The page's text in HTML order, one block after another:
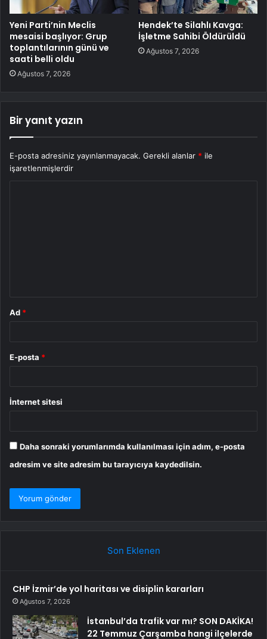
Yeni Parti’nin Meclis
mesaisi başlıyor: Grup
toplantılarının günü ve
saati belli oldu
Ağustos 7, 2026
Hendek’te Silahlı Kavga:
İşletme Sahibi Öldürüldü
Ağustos 7, 2026
Bir yanıt yazın
E-posta adresiniz yayınlanmayacak. Gerekli alanlar * ile
işaretlenmişlerdir
Ad *
E-posta *
İnternet sitesi
Daha sonraki yorumlarımda kullanılması için adım, e-posta
adresim ve site adresim bu tarayıcıya kaydedilsin.
Son Eklenen
CHP İzmir’de yol haritası ve disiplin kararları
Ağustos 7, 2026
İstanbul’da trafik var mı? SON DAKİKA!
22 Temmuz Çarşamba hangi ilçelerde